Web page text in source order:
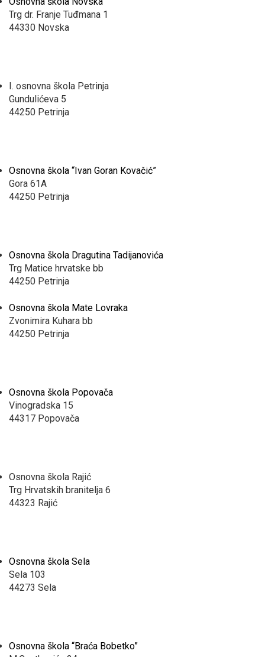
Trg dr. Franje Tuđmana 1
44330 Novska
I. osnovna škola Petrinja
Gundulićeva 5
44250 Petrinja
Osnovna škola “Ivan Goran Kovačić”
Gora 61A
44250 Petrinja
Osnovna škola Dragutina Tadijanovića
Trg Matice hrvatske bb
44250 Petrinja
Osnovna škola Mate Lovraka
Zvonimira Kuhara bb
44250 Petrinja
Osnovna škola Popovača
Vinogradska 15
44317 Popovača
Osnovna škola Rajić
Trg Hrvatskih branitelja 6
44323 Rajić
Osnovna škola Sela
Sela 103
44273 Sela
Osnovna škola “Braća Bobetko”